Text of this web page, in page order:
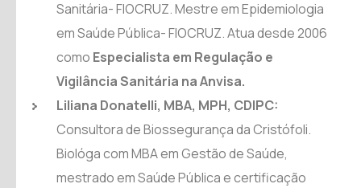
Sanitária- FIOCRUZ. Mestre em Epidemiologia
em Saúde Pública- FIOCRUZ. Atua desde 2006
como Especialista em Regulação e
Vigilância Sanitária na Anvisa.
Liliana Donatelli, MBA, MPH, CDIPC:
Consultora de Biossegurança da Cristófoli.
Biológa com MBA em Gestão de Saúde,
mestrado em Saúde Pública e certificação